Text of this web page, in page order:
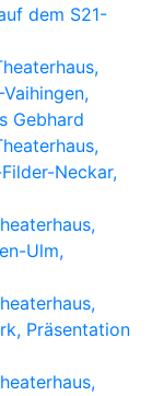
dem S21-
Gebhard
Filder-Neckar,
Ulm,
Präsentation